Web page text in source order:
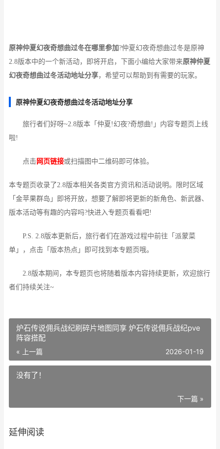
原神仲夏幻夜奇想曲过冬在哪里参加?仲夏幻夜奇想曲过冬是原神
2.8版本中的一个新活动，即将开启，下面小编给大家带来原神仲夏
幻夜奇想曲过冬活动地址分享，希望可以帮助到有需要的玩家。
原神仲夏幻夜奇想曲过冬活动地址分享
旅行者们好呀~2.8版本「仲夏!幻夜?奇想曲!」内容专题页上线
啦!
点击 网页链接或扫描图中二维码即可体验。
本专题页收录了2.8版本相关各类官方资讯和活动说明。限时区域
「金苹果群岛」即将开放，想要了解即将更新的新角色、新武器、
版本活动等有趣的内容吗?快进入专题页看看吧!
P.S. 2.8版本更新后，旅行者们在游戏过程中前往「派蒙菜
单」，点击「版本热点」即可找到本专题页哦。
2.8版本期间，本专题页也将随着版本内容持续更新，欢迎旅行
者们持续关注~
炉石传说佣兵战纪刷碎片地图同享 炉石传说佣兵战纪pve
阵容搭配
« 上一篇 2026-01-19
没有了！
下一篇 »
延伸阅读